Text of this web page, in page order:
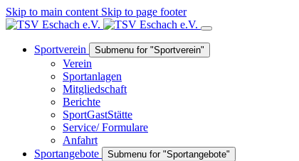
Skip to main content Skip to page footer
Sportverein Submenu for "Sportverein"
Verein
Sportanlagen
Mitgliedschaft
Berichte
SportGastStätte
Service/ Formulare
Anfahrt
Sportangebote
Submenu for "Sportangebote"